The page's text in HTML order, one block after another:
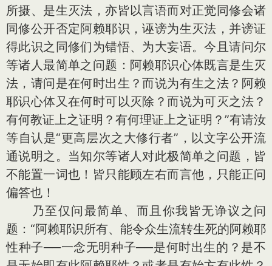
所摄、是生灭法，亦皆以言语而对正觉同修会诸
同修公开否定阿赖耶识，诬谤为生灭法，并谤证
得此识之同修们为错悟、为大妄语。今且请问尔
等诸人最简单之问题：阿赖耶识心体既言是生灭
法，请问是在何时出生？而说为有生之法？阿赖
耶识心体又在何时可以灭除？而说为可灭之法？
有何教证上之证明？有何理证上之证明？”有请汝
等自认是“更高层次之大修行者”，以文字公开流
通说明之。当知尔等诸人对此极简单之问题，皆
不能置一词也！皆只能顾左右而言他，只能正问
偏答也！
乃至仅问最简单、而且你我皆无诤议之问
题：“阿赖耶识所有、能令众生流转生死的阿赖耶
性种子──一念无明种子──是何时出生的？是不